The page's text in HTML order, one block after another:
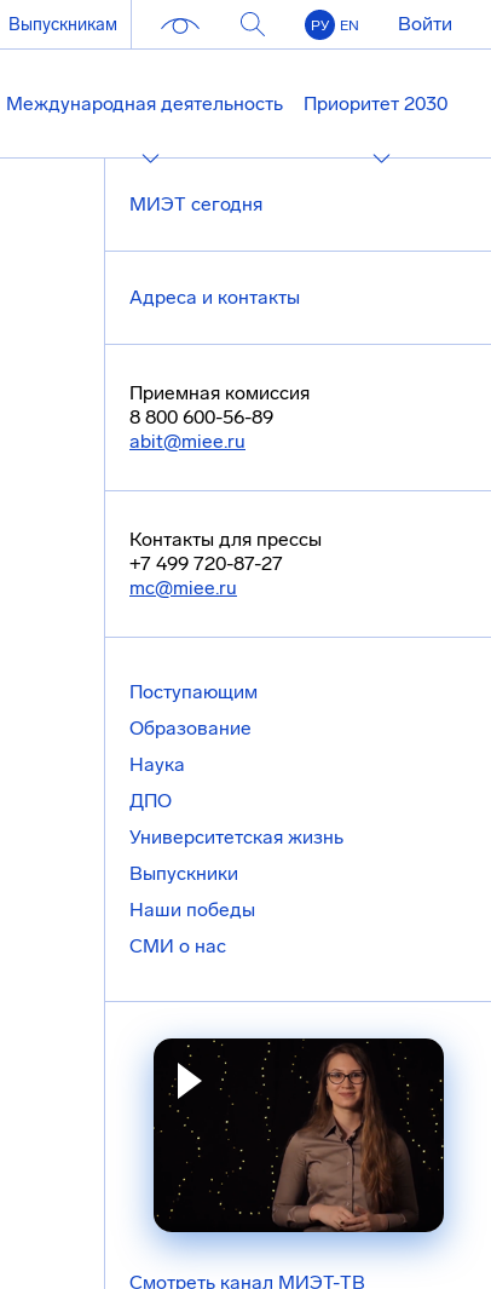
Выпускникам РУ EN Войти
Международная деятельность Приоритет 2030
МИЭТ сегодня
Адреса и контакты
Приемная комиссия
8 800 600-56-89
abit@miee.ru
Контакты для прессы
+7 499 720-87-27
mc@miee.ru
Поступающим
Образование
Наука
ДПО
Университетская жизнь
Выпускники
Наши победы
СМИ о нас
Смотреть канал МИЭТ-ТВ